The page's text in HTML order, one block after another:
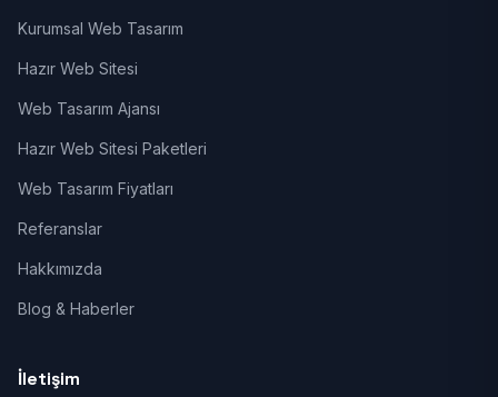
Kurumsal Web Tasarım
Hazır Web Sitesi
Web Tasarım Ajansı
Hazır Web Sitesi Paketleri
Web Tasarım Fiyatları
Referanslar
Hakkımızda
Blog & Haberler
İletişim